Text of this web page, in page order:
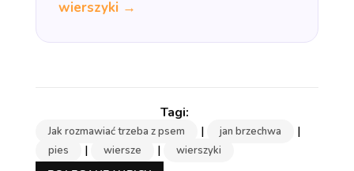
wierszyki →
Jak rozmawiać trzeba z psem | jan brzechwa |
pies | wiersze | wierszyki